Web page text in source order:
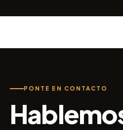
PONTE EN CONTACTO